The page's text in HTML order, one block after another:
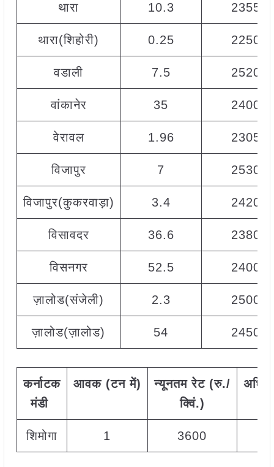
थारा 10.3 2355
थारा(शिहोरी) 0.25 2250
वडाली 7.5 2520
वांकानेर 35 2400
वेरावल 1.96 2305
विजापुर 7 2530
विजापुर(कुकरवाड़ा) 3.4 2420
विसावदर 36.6 2380
विसनगर 52.5 2400
ज़ालोड(संजेली) 2.3 2500
ज़ालोड(ज़ालोड) 54 2450
कर्नाटक
मंडी
आवक(टन में) न्यूनतम रेट(रु./
क्विं.)
शिमोगा 1 3600